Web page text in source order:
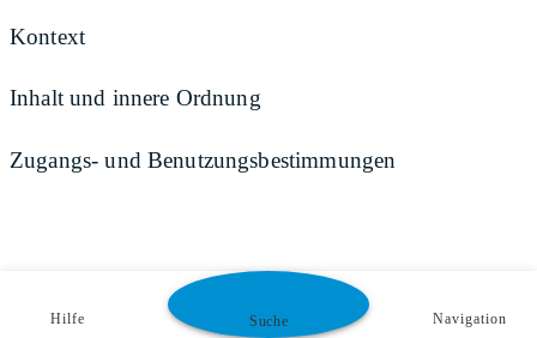
Kontext
Inhalt und innere Ordnung
Zugangs- und Benutzungsbestimmungen
Hilfe Suche Navigation